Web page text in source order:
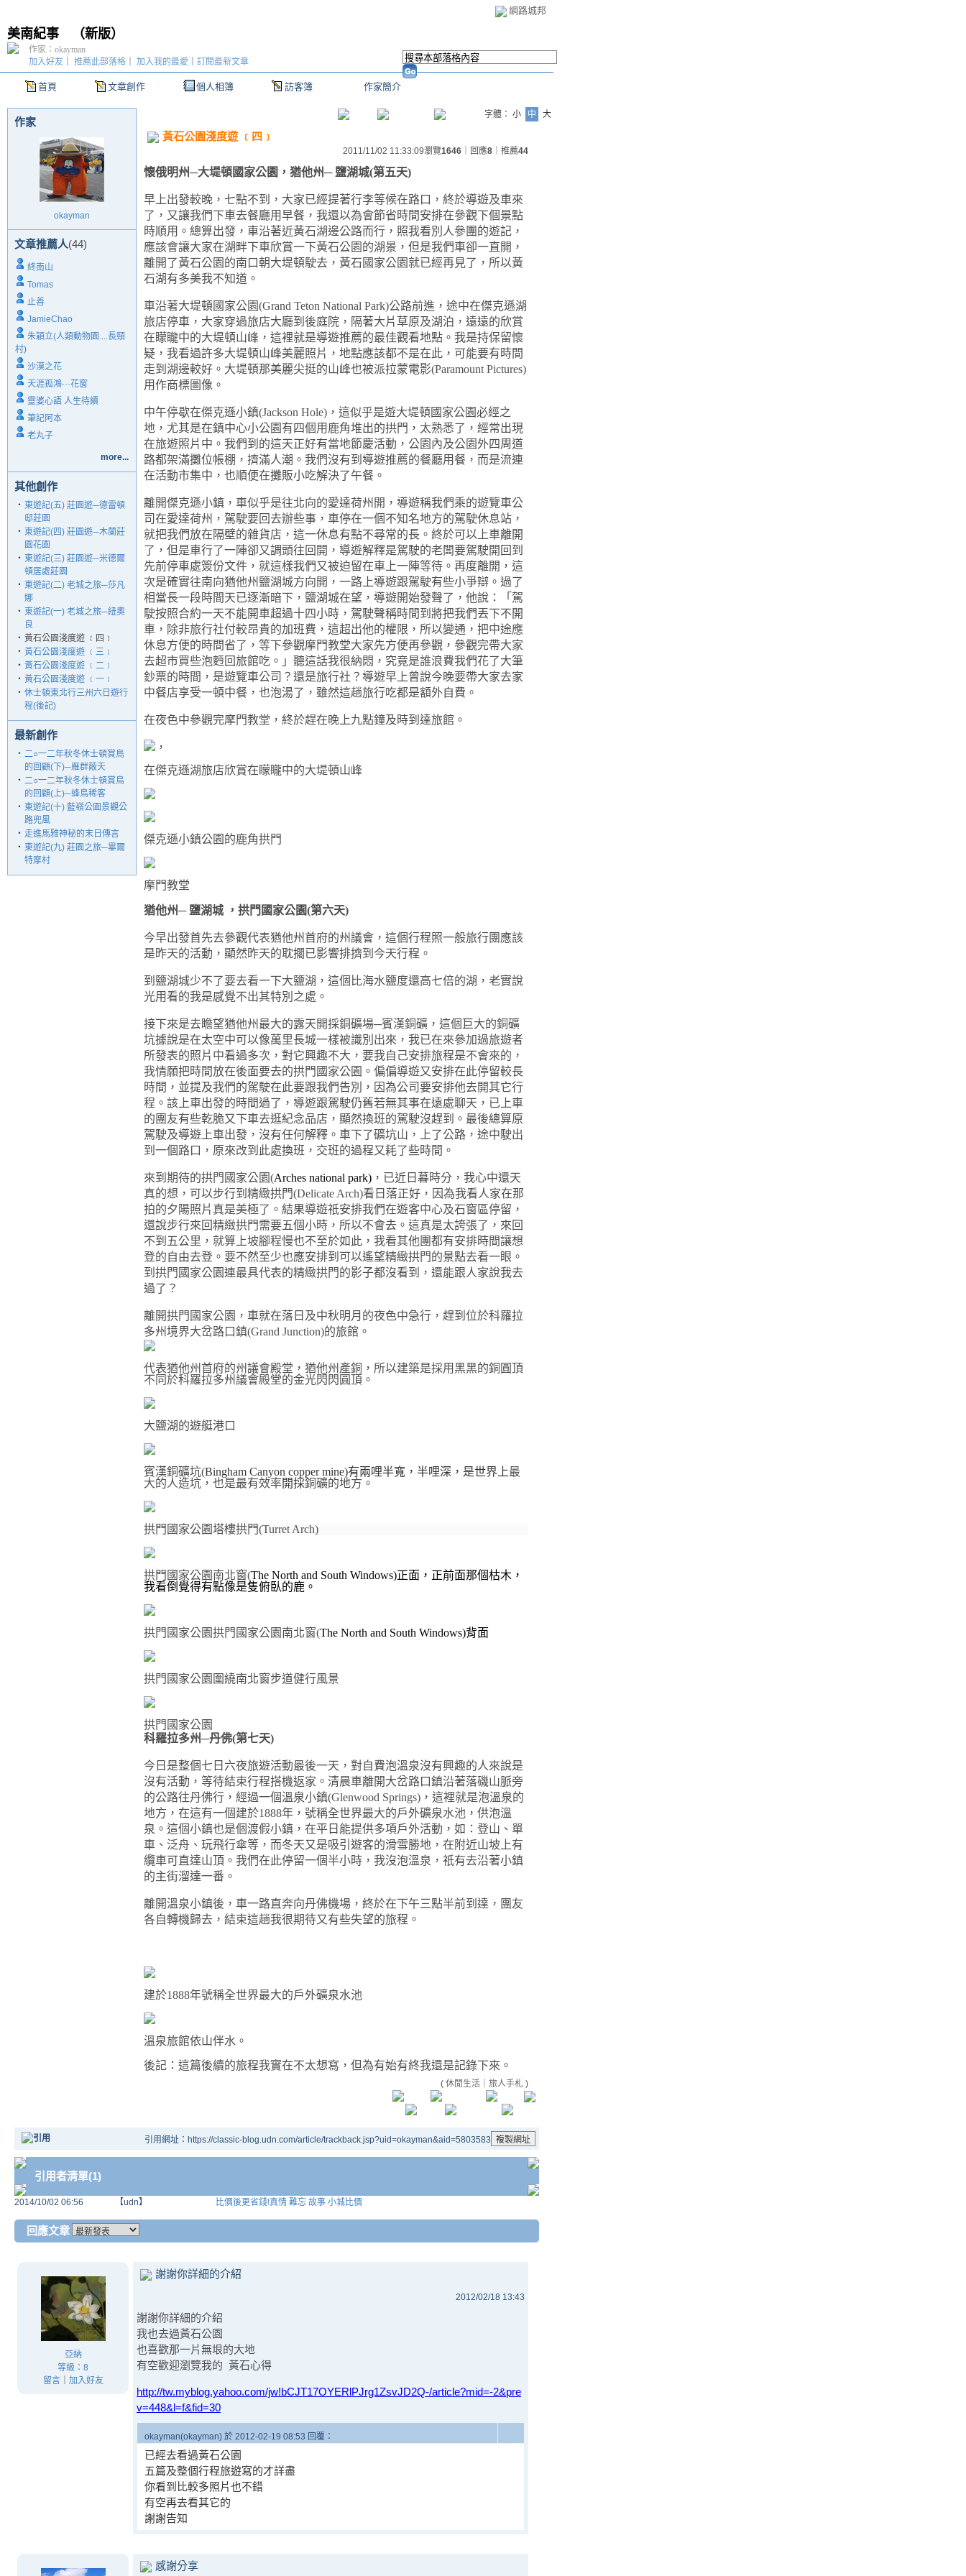
網路城邦
美南紀事 （新版）
首頁 文章創作 個人相簿 訪客簿 作家簡介
加入好友 推薦此部落格 加入我的最愛 訂閱最新文章
作家：okayman
作家
okayman
文章推薦人(44)
終南山
Tomas
止善
JamieChao
朱穎立(人類動物園....長頸
村)
沙漠之花
天涯孤鴻···花窗
靈婆心語 人生待續
筆記阿本
老丸子
more...
其他創作
‧ 東遊記(五) 莊園遊─德雷頓
邸莊園
‧ 東遊記(四) 莊園遊─木蘭莊
園花園
‧ 東遊記(三) 莊園遊─米德爾
頓居處莊園
‧ 東遊記(二) 老城之旅─莎凡
娜
‧ 東遊記(一) 老城之旅─紐奧
良
‧ 黃石公園淺度遊 ﹝四﹞
‧ 黃石公園淺度遊 ﹝三﹞
‧ 黃石公園淺度遊 ﹝二﹞
‧ 黃石公園淺度遊 ﹝一﹞
‧ 休士頓東北行三州六日遊行
程(後記)
最新創作
‧ 二○一二年秋冬休士頓賞鳥
的回顧(下)─雁群蔽天
‧ 二○一二年秋冬休士頓賞鳥
的回顧(上)─蜂鳥稀客
‧ 東遊記(十) 藍嶺公園景觀公
路兜風
‧ 走進馬雅神秘的末日傳言
‧ 東遊記(九) 莊園之旅─畢爾
特摩村
字體： 小 中 大
黃石公園淺度遊 ﹝四﹞
2011/11/02 11:33:09瀏覽1646 ｜回應8 ｜推薦44
懷俄明州─大堤頓國家公園，猶他州─鹽湖城(第五天)
早上出發較晚，七點不到，大家已經提著行李等候在路口，終於導遊及車來
了，又讓我們下車去餐廳用早餐，我還以為會節省時間安排在參觀下個景點
時順用。總算出發，車沿著近黃石湖邊公路而行，照我看別人參團的遊記，
應該會讓大家在湖畔下車欣賞一下黃石公園的湖景，但是我們車卻一直開，
離開了黃石公園的南口朝大堤頓駛去，黃石國家公園就已經再見了，所以黃
石湖有多美我不知道。
車沿著大堤頓國家公園(Grand Teton National Park)公路前進，途中在傑克遜湖
旅店停車，大家穿過旅店大廳到後庭院，隔著大片草原及湖泊，遠遠的欣賞
在矇矓中的大堤頓山峰，這裡就是導遊推薦的最佳觀看地點。我是持保留懷
疑，我看過許多大堤頓山峰美麗照片，地點應該都不是在此，可能要有時間
走到湖邊較好。大堤頓那美麗尖挺的山峰也被派拉蒙電影(Paramount Pictures)
用作商標圖像。
中午停歇在傑克遜小鎮(Jackson Hole) ，這似乎是遊大堤頓國家公園必經之
地，尤其是在鎮中心小公園有四個用鹿角堆出的拱門，太熟悉了，經常出現
在旅遊照片中。我們到的這天正好有當地節慶活動，公園內及公園外四周道
路都架滿攤位帳棚，擠滿人潮。我們沒有到導遊推薦的餐廳用餐，而是流連
在活動市集中，也順便在攤販小吃解決了午餐。
離開傑克遜小鎮，車似乎是往北向的愛達荷州開，導遊稱我們乘的遊覽車公
司在愛達荷州，駕駛要回去辦些事，車停在一個不知名地方的駕駛休息站，
就把我們放在隔壁的雜貨店，這一休息有點不尋常的長。終於可以上車離開
了，但是車行了一陣卻又調頭往回開，導遊解釋是駕駛的老闆要駕駛開回到
先前停車處簽份文件，就這樣我們又被迫留在車上一陣等待。再度離開，這
次是確實往南向猶他州鹽湖城方向開，一路上導遊跟駕駛有些小爭辯。過了
相當長一段時間天已逐漸暗下，鹽湖城在望，導遊開始發聲了，他說：「駕
駛按照合約一天不能開車超過十四小時，駕駛聲稱時間到將把我們丟下不開
車，除非旅行社付較昂貴的加班費，這超出他的權限，所以變通，把中途應
休息方便的時間省了，等下參觀摩門教堂大家先方便再參觀，參觀完帶大家
去超市買些泡麪回旅館吃。」聽這話我很納悶，究竟是誰浪費我們花了大筆
鈔票的時間，是遊覽車公司？還是旅行社？導遊早上曾說今晚要帶大家去家
中餐店享受一頓中餐，也泡湯了，雖然這趟旅行吃都是額外自費。
在夜色中參觀完摩門教堂，終於趕在晚上九點鐘及時到達旅館。
，
在傑克遜湖旅店欣賞在矇矓中的大堤頓山峰
傑克遜小鎮公園的鹿角拱門
摩門教堂
猶他州─ 鹽湖城 ，拱門國家公園(第六天)
今早出發首先去參觀代表猶他州首府的州議會，這個行程照一般旅行團應該
是昨天的活動，顯然昨天的耽擱已影響排擠到今天行程。
到鹽湖城少不了要去看一下大鹽湖，這個比海水鹽度還高七倍的湖，老實說
光用看的我是感覺不出其特別之處。
接下來是去瞻望猶他州最大的露天開採銅礦場─賓漢銅礦，這個巨大的銅礦
坑據說是在太空中可以像萬里長城一樣被識別出來，我已在來參加過旅遊者
所發表的照片中看過多次，對它興趣不大，要我自己安排旅程是不會來的，
我情願把時間放在後面要去的拱門國家公園。偏偏導遊又安排在此停留較長
時間，並提及我們的駕駛在此要跟我們告別，因為公司要安排他去開其它行
程。該上車出發的時間過了，導遊跟駕駛仍舊若無其事在遠處聊天，已上車
的團友有些乾脆又下車去逛紀念品店，顯然換班的駕駛沒趕到。最後總算原
駕駛及導遊上車出發，沒有任何解釋。車下了礦坑山，上了公路，途中駛出
到一個路口，原來改到此處換班，交班的過程又耗了些時間。
來到期待的拱門國家公園(Arches national park) ，已近日暮時分，我心中還天
真的想，可以步行到精緻拱門(Delicate Arch)看日落正好，因為我看人家在那
拍的夕陽照片真是美極了。結果導遊祇安排我們在遊客中心及石窗 區停留，
還說步行來回精緻拱門需要五個小時，所以不會去。這真是太誇張了，來回
不到五公里，就算上坡腳程慢也不至於如此，我看其他團都有安排時間讓想
登的自由去登。要不然至少也應安排到可以遙望精緻拱門的景點去看一眼。
到拱門國家公園連最具代表的精緻拱門的影子都沒看到，還能跟人家說我去
過了？
離開拱門國家公園，車就在落日及中秋明月的夜色中急行，趕到位於科羅拉
多州境界大岔路口鎮(Grand Junction)的旅館。
代表猶他州首府的州議會殿堂，猶他州產銅，所以建築是採用黑黑的銅圓頂
不同於科羅拉多州議會殿堂的金光閃閃圓頂。
大鹽湖的遊艇港口
賓漢銅礦坑(Bingham Canyon copper mine)有兩哩半寬，半哩深，是世界上最
大的人造坑，也是最有效率開採銅礦的地方。
拱門國家公園塔樓拱門(Turret Arch)
拱門國家公園南北窗(The North and South Windows)正面，正前面那個枯木，
我看倒覺得有點像是隻俯臥的鹿。
拱門國家公園拱門國家公園南北窗(The North and South Windows)背面
拱門國家公園圍繞南北窗步道健行風景
拱門國家公園
科羅拉多州─丹佛(第七天)
今日是整個七日六夜旅遊活動最後一天，對自費泡溫泉沒有興趣的人來說是
沒有活動，等待結束行程搭機返家。清晨車離開大岔路口鎮沿著落磯山脈旁
的公路往丹佛行，經過一個溫泉小鎮(Glenwood Springs) ，這裡就是泡溫泉的
地方，在這有一個建於1888年，號稱全世界最大的戶外礦泉水池，供泡溫
泉。這個小鎮也是個渡假小鎮，在平日能提供多項戶外活動，如：登山、單
車、泛舟、玩飛行傘等，而冬天又是吸引遊客的滑雪勝地，在附近山坡上有
纜車可直達山頂。我們在此停留一個半小時，我沒泡溫泉，祇有去沿著小鎮
的主街溜達一番。
離開溫泉小鎮後，車一路直奔向丹佛機場，終於在下午三點半前到達，團友
各自轉機歸去，結束這趟我很期待又有些失望的旅程。
建於1888年號稱全世界最大的戶外礦泉水池
溫泉旅館依山伴水。
後記：這篇後續的旅程我實在不太想寫，但為有始有終我還是記錄下來。
( 休閒生活 旅人手札 )
引用網址：https://classic-blog.udn.com/article/trackback.jsp?uid=okayman&aid=5803583
引用者清單(1)
2014/10/02 06:56 【udn】 比價後更省錢!真情 難忘 故事 小城比價
回應文章
亞納
等級：8
留言｜ 加入好友
謝謝你詳細的介紹
2012/02/18 13:43
謝謝你詳細的介紹
我也去過黃石公園
也喜歡那一片無垠的大地
有空歡迎瀏覽我的 黃石心得
http://tw.myblog.yahoo.com/jw!bCJT17OYERlPJrg1ZsvJD2Q-/article?mid=-2&pre
v=448&l=f&fid=30
okayman(okayman) 於 2012-02-19 08:53 回覆：
已經去看過黃石公園
五篇及整個行程旅遊寫的才詳盡
你看到比較多照片也不錯
有空再去看其它的
謝謝告知
感謝分享